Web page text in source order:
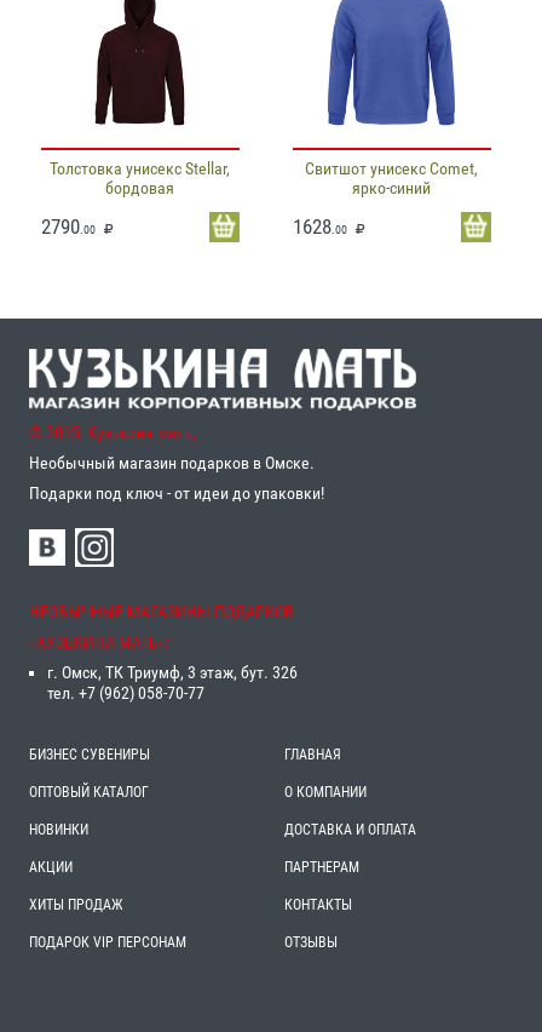
Толстовка унисекс Stellar,
бордовая
2790 .00
Свитшот унисекс Comet,
ярко-синий
1628.00
© 2015, Кузькина мать,
Необычный магазин подарков в Омске.
Подарки под ключ - от идеи до упаковки!
НЕОБЫЧНЫЕ МАГАЗИНЫ ПОДАРКОВ
«‎КУЗЬКИНА МАТЬ»‎:
г. Омск, ТК Триумф, 3 этаж, бут. 326
тел. +7 (962) 058-70-77
БИЗНЕС СУВЕНИРЫ
ОПТОВЫЙ КАТАЛОГ
НОВИНКИ
АКЦИИ
ХИТЫ ПРОДАЖ
ПОДАРОК VIP ПЕРСОНАМ
ГЛАВНАЯ
О КОМПАНИИ
ДОСТАВКА И ОПЛАТА
ПАРТНЕРАМ
КОНТАКТЫ
ОТЗЫВЫ